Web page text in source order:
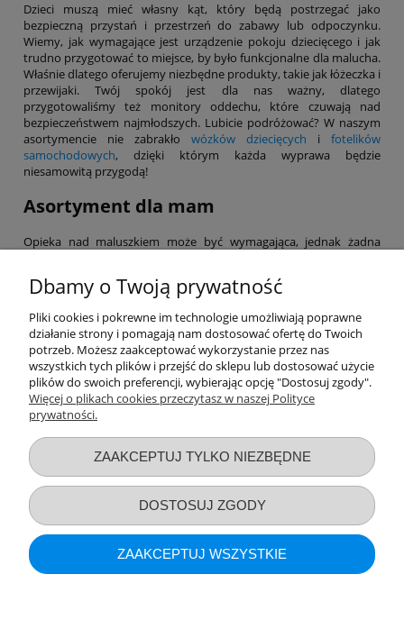
Dzieci muszą mieć własny kąt, który będą postrzegać jako
bezpieczną przystań i przestrzeń do zabawy lub odpoczynku.
Wiemy, jak wymagające jest urządzenie pokoju dziecięcego i jak
trudno przygotować to miejsce, by było funkcjonalne dla malucha.
Właśnie dlatego oferujemy niezbędne produkty, takie jak łóżeczka i
przewijaki. Twój spokój jest dla nas ważny, dlatego
przygotowaliśmy też monitory oddechu, które czuwają nad
bezpieczeństwem najmłodszych. Lubicie podróżować? W naszym
asortymencie nie zabrakło wózków dziecięcych i fotelików
samochodowych, dzięki którym każda wyprawa będzie
niesamowitą przygodą!
Asortyment dla mam
Opieka nad maluszkiem może być wymagająca, jednak żadna
dzięki którym łatwiej przejdziesz ten etap, a także szereg
Laktatory, funkcjonalne chusty, a nawet witaminy – nie zapominaj
o sobie! Pamiętaj, by po ciężkim dniu zapewnić sobie nieco relaksu
– np. za sprawą bezpiecznych kosmetyków z naszej oferty.
Zapraszamy na zakupy!
Informacje o sklepie
Dbamy o Twoją prywatność
Pliki cookies i pokrewne im technologie umożliwiają poprawne
działanie strony i pomagają nam dostosować ofertę do Twoich
potrzeb. Możesz zaakceptować wykorzystanie przez nas
wszystkich tych plików i przejść do sklepu lub dostosować użycie
plików do swoich preferencji, wybierając opcję "Dostosuj zgody".
Więcej o plikach cookies przeczytasz w naszej Polityce
prywatności.
ZAAKCEPTUJ TYLKO NIEZBĘDNE
DOSTOSUJ ZGODY
ZAAKCEPTUJ WSZYSTKIE